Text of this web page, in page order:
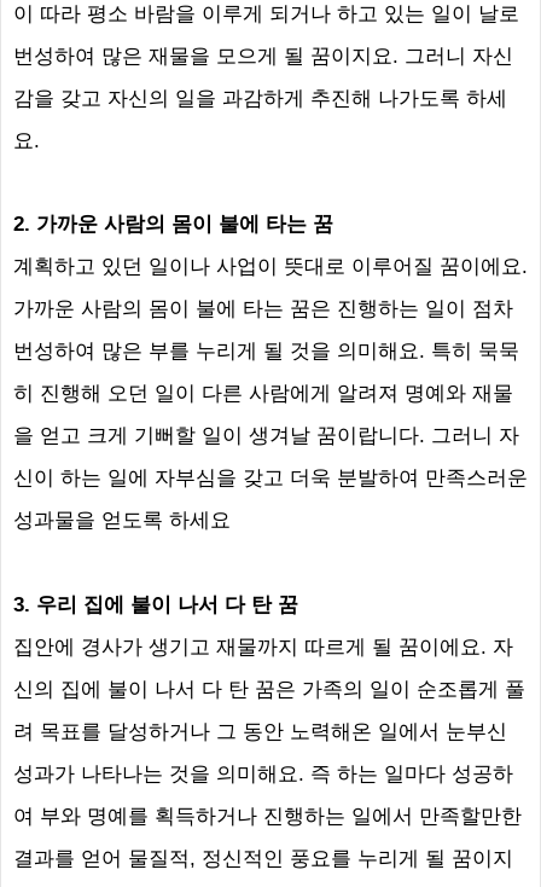
이 따라 평소 바람을 이루게 되거나 하고 있는 일이 날로
번성하여 많은 재물을 모으게 될 꿈이지요. 그러니 자신
감을 갖고 자신의 일을 과감하게 추진해 나가도록 하세
요.
2. 가까운 사람의 몸이 불에 타는 꿈
계획하고 있던 일이나 사업이 뜻대로 이루어질 꿈이에요.
가까운 사람의 몸이 불에 타는 꿈은 진행하는 일이 점차
번성하여 많은 부를 누리게 될 것을 의미해요. 특히 묵묵
히 진행해 오던 일이 다른 사람에게 알려져 명예와 재물
을 얻고 크게 기뻐할 일이 생겨날 꿈이랍니다. 그러니 자
신이 하는 일에 자부심을 갖고 더욱 분발하여 만족스러운
성과물을 얻도록 하세요
3. 우리 집에 불이 나서 다 탄 꿈
집안에 경사가 생기고 재물까지 따르게 될 꿈이에요. 자
신의 집에 불이 나서 다 탄 꿈은 가족의 일이 순조롭게 풀
려 목표를 달성하거나 그 동안 노력해온 일에서 눈부신
성과가 나타나는 것을 의미해요. 즉 하는 일마다 성공하
여 부와 명예를 획득하거나 진행하는 일에서 만족할만한
결과를 얻어 물질적, 정신적인 풍요를 누리게 될 꿈이지